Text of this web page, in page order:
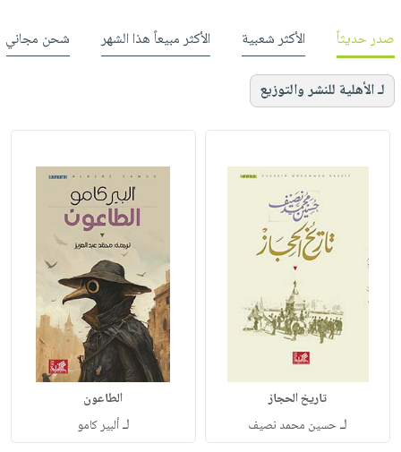
صدر حديثاً الأكثر شعبية الأكثر مبيعاً هذا الشهر شحن مجاني
لـ الأهلية للنشر والتوزيع
تاريخ الحجاز
لـحسين محمد نصيف
الطاعون
لـألبير كامو